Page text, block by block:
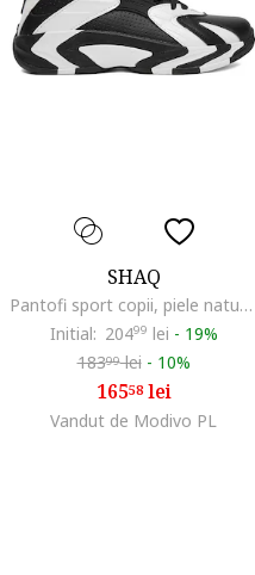
SHAQ
Pantofi sport copii, piele naturala, negru/alb, talpa groasa
Initial: 20499 lei - 19%
18399lei - 10%
16558lei
Vandut de Modivo PL